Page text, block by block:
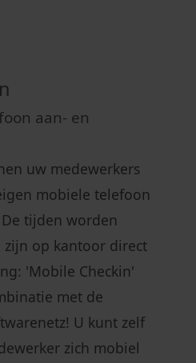
aan- en
uw medewerkers
mobiele telefoon
tijden worden
op kantoor direct
'Mobile Checkin'
met de
U kunt zelf
zich mobiel